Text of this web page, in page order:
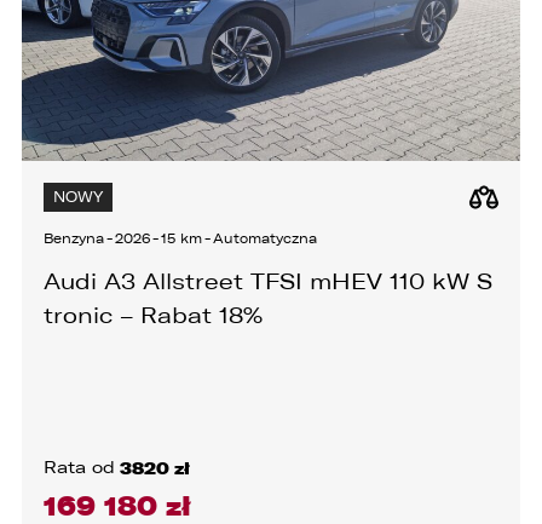
NOWY
Benzyna-2026-15 km-Automatyczna
Audi A3 Allstreet TFSI mHEV 110 kW S
tronic – Rabat 18%
Rata od 3820 zł
169 180 zł